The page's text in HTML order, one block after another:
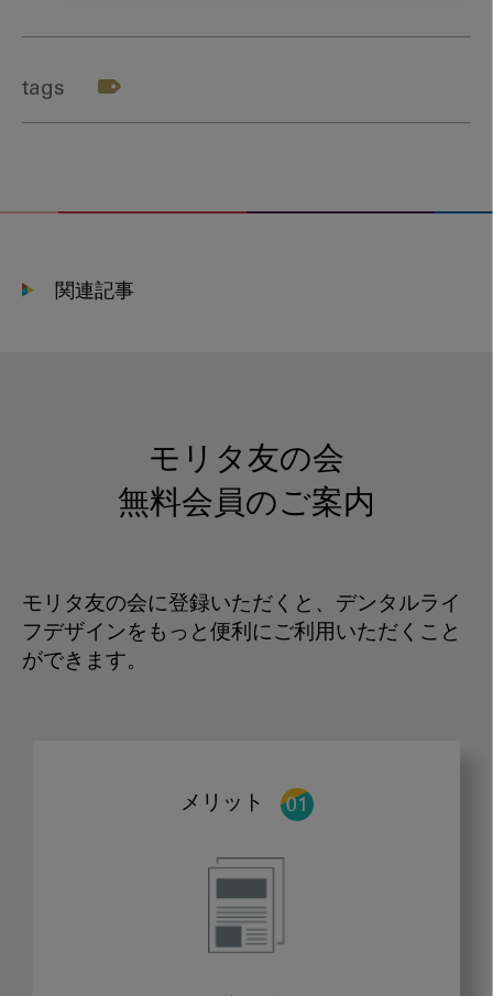
tags
関連記事
モリタ友の会
無料会員のご案内
モリタ友の会に登録いただくと、デンタルライ
フデザインをもっと便利にご利用いただくこと
ができます。
メリット